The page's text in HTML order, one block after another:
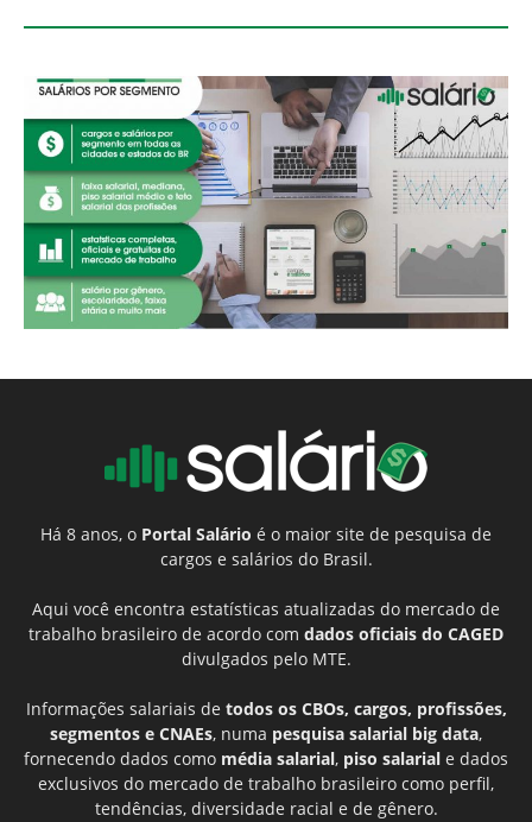
Há 8 anos, o Portal Salário é o maior site de pesquisa de
cargos e salários do Brasil.
Aqui você encontra estatísticas atualizadas do mercado de
trabalho brasileiro de acordo com dados oficiais do CAGED
divulgados pelo MTE.
Informações salariais de todos os CBOs, cargos, profissões,
segmentos e CNAEs, numa pesquisa salarial big data,
fornecendo dados como média salarial, piso salarial e dados
exclusivos do mercado de trabalho brasileiro como perfil,
tendências, diversidade racial e de gênero.